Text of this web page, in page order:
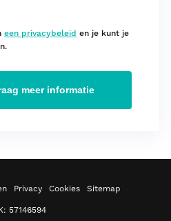
een privacybeleid en je kunt je
Privacy Cookies Sitemap
57146594